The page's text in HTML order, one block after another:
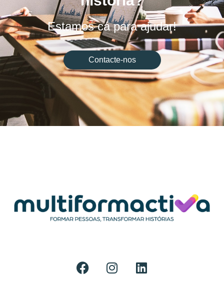
Estamos cá para ajudar!
Contacte-nos